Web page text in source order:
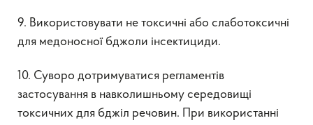
9. Використовувати не токсичні або слаботоксичні
для медоносної бджоли інсектициди.
10. Суворо дотримуватися регламентів
застосування в навколишньому середовищі
токсичних для бджіл речовин. При використанні